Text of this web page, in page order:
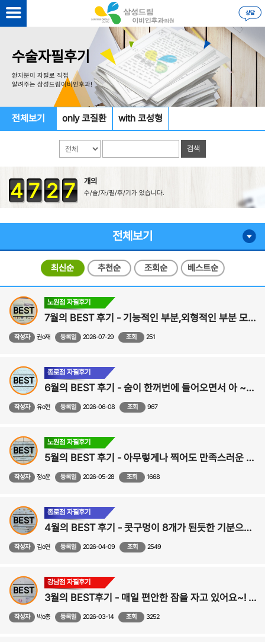
수술자필후기
환자분이 자필로 직접
알려주는 삼성드림이비인후과!
전체보기 only 코질환 with 코성형
4 7 2 7 개의
수/술/자/필/후/기가 있습니다.
전체보기
최신순 추천순 조회순 베스트순
BEST
노원점 자필후기
7월의 BEST 후기 - 기능적인 부분,외형적인 부분 모두 만족스러워요! - 비중격,비염,비밸브,코성형 후기
작성자 권o재 등록일 2026-07-29 조회 251
BEST
종로점 자필후기
6월의 BEST 후기 - 숨이 한꺼번에 들어오면서 아 ~내 코가 원래 이런 기능을 하는 기관이었구나 싶었습니다! - 코성형, 비중격만곡증,비염 수술후기
작성자 유o현 등록일 2026-06-08 조회 967
BEST
노원점 자필후기
5월의 BEST 후기 - 아무렇게나 찍어도 만족스러운 사진이 나와서 사진찍는 게 즐거워졌어요!-비중격만곡증,비염,비밸브,코수술 후기
작성자 정o윤 등록일 2026-05-28 조회 1668
BEST
종로점 자필후기
4월의 BEST 후기 - 콧구멍이 8개가 된듯한 기분으로 시원하게 지내고 있습니다. - 비중격,비염,비밸브,코성형 수술후기
작성자 김o연 등록일 2026-04-09 조회 2549
BEST
강남점 자필후기
3월의 BEST후기 - 매일 편안한 잠을 자고 있어요~! ><
작성자 박o총 등록일 2026-03-14 조회 3252